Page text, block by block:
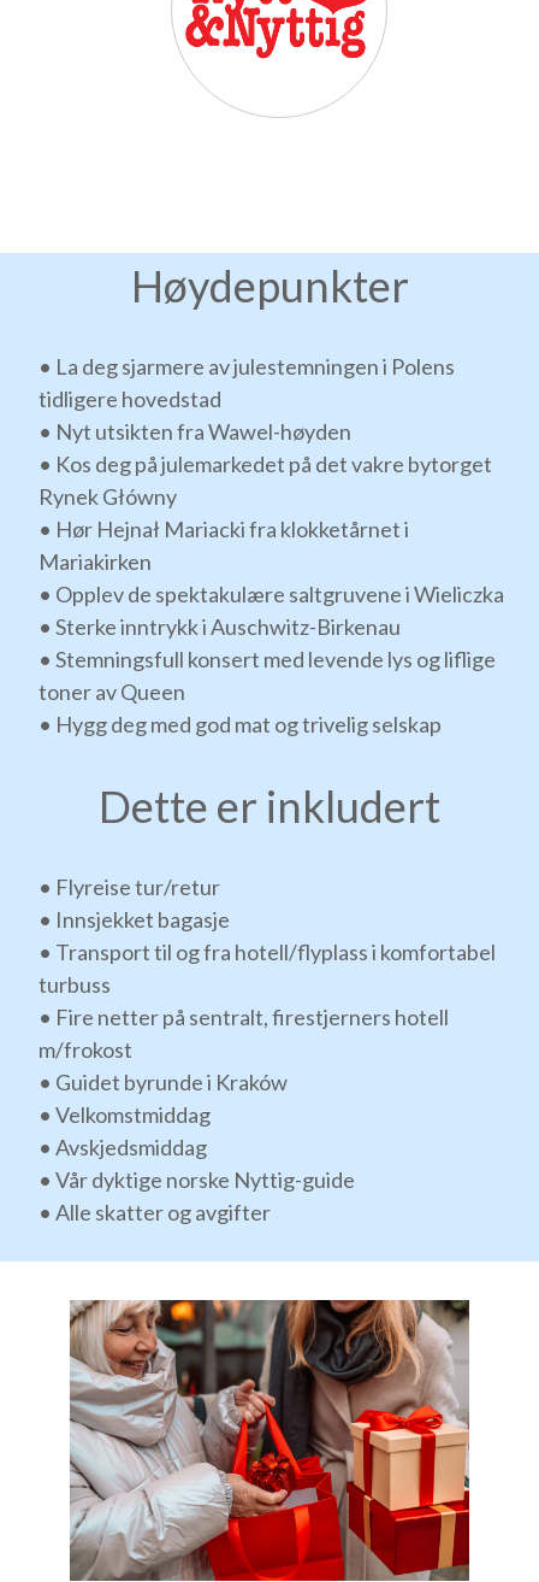
Høydepunkter
• La deg sjarmere av julestemningen i Polens
tidligere hovedstad
• Nyt utsikten fra Wawel-høyden
• Kos deg på julemarkedet på det vakre bytorget
Rynek Główny
• Hør Hejnał Mariacki fra klokketårnet i
Mariakirken
• Opplev de spektakulære saltgruvene i Wieliczka
• Sterke inntrykk i Auschwitz-Birkenau
• Stemningsfull konsert med levende lys og liflige
toner av Queen
• Hygg deg med god mat og trivelig selskap
Dette er inkludert
• Flyreise tur/retur
• Innsjekket bagasje
• Transport til og fra hotell/flyplass i komfortabel
turbuss
• Fire netter på sentralt, firestjerners hotell
m/frokost
• Guidet byrunde i Kraków
• Velkomstmiddag
• Avskjedsmiddag
• Vår dyktige norske Nyttig-guide
• Alle skatter og avgifter